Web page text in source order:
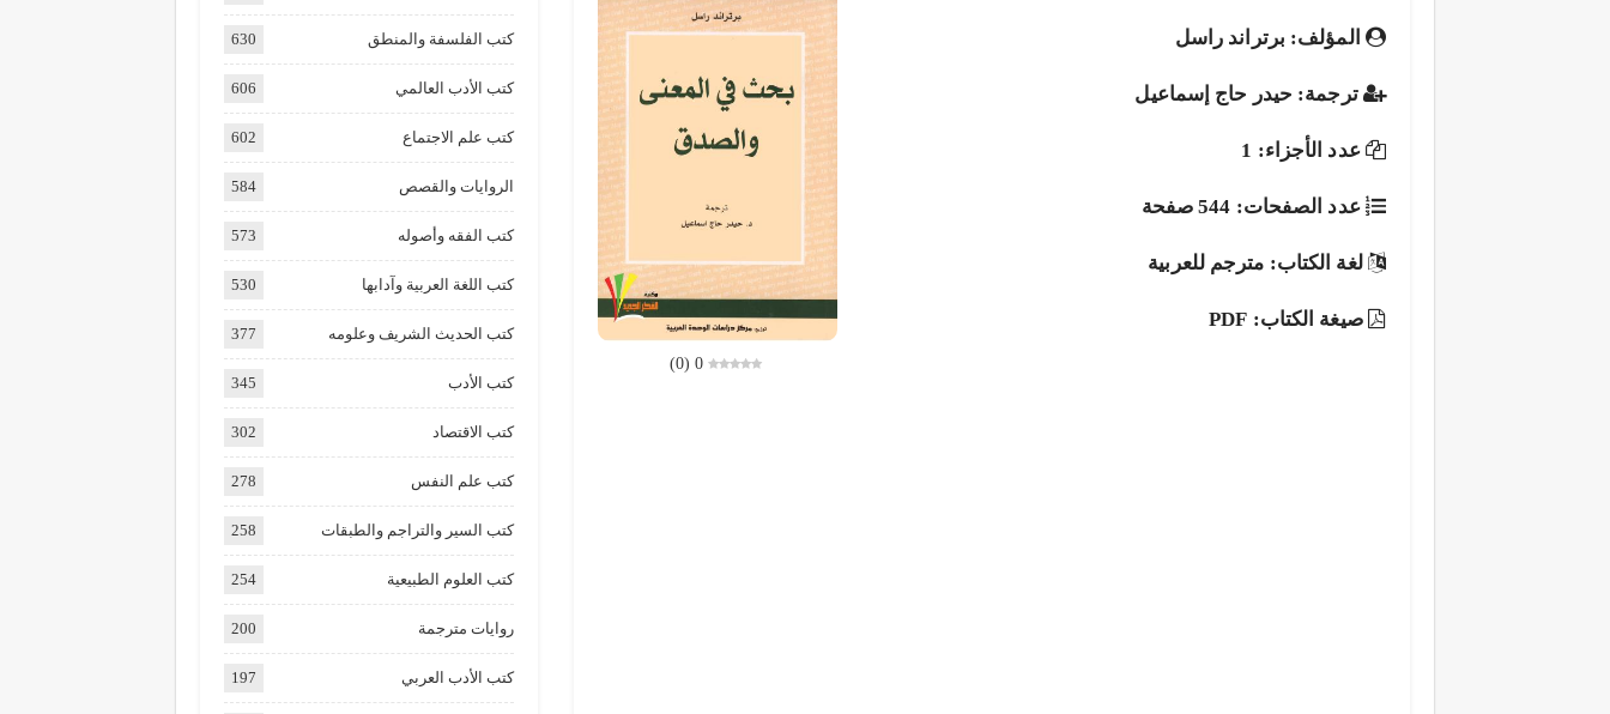
0
(
0
)
المؤلف: برتراند راسل
ترجمة: حيدر حاج إسماعيل
عدد الأجزاء: 1
عدد الصفحات: 544 صفحة
لغة الكتاب: مترجم للعربية
صيغة الكتاب: PDF
كتب الفلسفة والمنطق 630
كتب الأدب العالمي 606
كتب علم الاجتماع 602
الروايات والقصص 584
كتب الفقه وأصوله 573
كتب اللغة العربية وآدابها 530
كتب الحديث الشريف وعلومه 377
كتب الأدب 345
كتب الاقتصاد 302
كتب علم النفس 278
كتب السير والتراجم والطبقات 258
كتب العلوم الطبيعية 254
روايات مترجمة 200
كتب الأدب العربي 197